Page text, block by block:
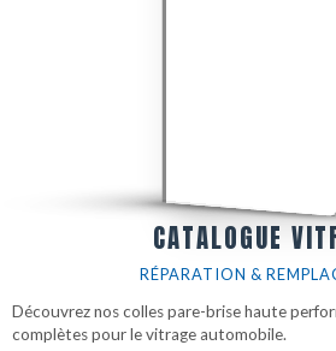
CATALOGUE
RÉPARATION &
Découvrez nos colles pare-brise haute
complètes pour le vitrage automobile.